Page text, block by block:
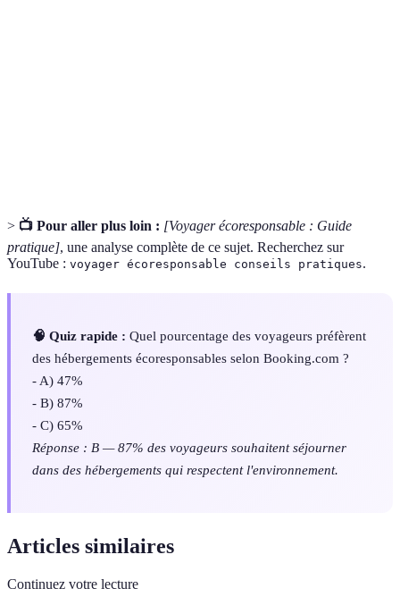
> 📺 Pour aller plus loin : [Voyager écoresponsable : Guide
pratique], une analyse complète de ce sujet. Recherchez sur
YouTube : voyager écoresponsable conseils pratiques.
🧠 Quiz rapide : Quel pourcentage des voyageurs préfèrent
des hébergements écoresponsables selon Booking.com ?
- A) 47%
- B) 87%
- C) 65%
Réponse : B — 87% des voyageurs souhaitent séjourner
dans des hébergements qui respectent l'environnement.
Articles similaires
Continuez votre lecture